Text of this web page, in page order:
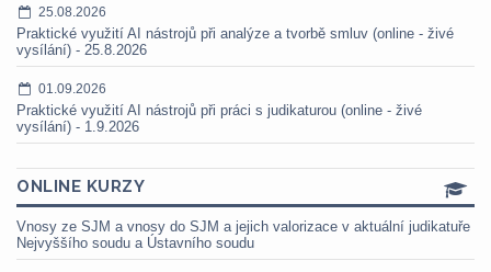
25.08.2026
Praktické využití AI nástrojů při analýze a tvorbě smluv (online - živé
vysílání) - 25.8.2026
01.09.2026
Praktické využití AI nástrojů při práci s judikaturou (online - živé
vysílání) - 1.9.2026
ONLINE KURZY
Vnosy ze SJM a vnosy do SJM a jejich valorizace v aktuální judikatuře
Nejvyššího soudu a Ústavního soudu